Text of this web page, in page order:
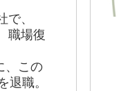
、
職場復
、この
職。